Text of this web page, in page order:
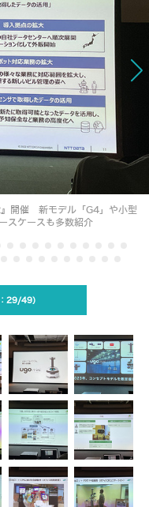
開催 新モデル「G4」や小型
ケースも多数紹介
29/49